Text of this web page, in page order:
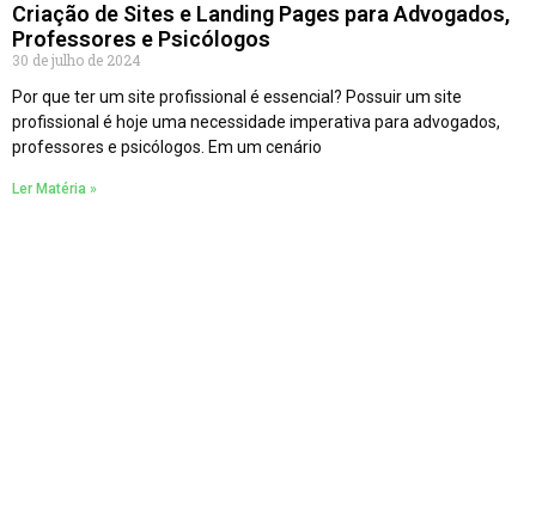
Criação de Sites e Landing Pages para Advogados,
Professores e Psicólogos
30 de julho de 2024
Por que ter um site profissional é essencial? Possuir um site
profissional é hoje uma necessidade imperativa para advogados,
professores e psicólogos. Em um cenário
Ler Matéria »